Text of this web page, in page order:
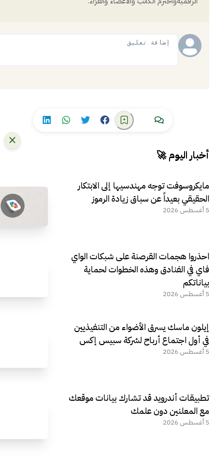
أخبار اليوم 🚀
مايكروسوفت توجه مهندسيها إلى الابتكار
الحقيقي بعيداً عن سباق زيادة الرموز
5 أغسطس 2026
احذروا هجمات القرصنة على شبكات الواي
فاي في الفنادق وهذه الخطوات لحماية
بياناتكم
5 أغسطس 2026
إيلون ماسك يسرق الأضواء من التنفيذيين
في أول اجتماع أرباح لشركة سبيس إكس
5 أغسطس 2026
تطبيقات أندرويد قد تشارك بيانات موقعك
مع المعلنين دون علمك
5 أغسطس 2026